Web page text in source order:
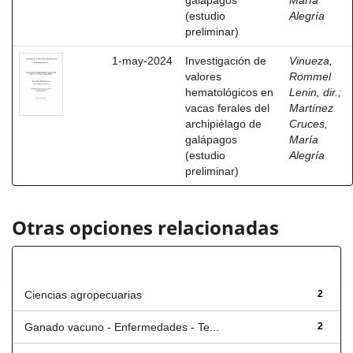
(estudio
preliminar)
Alegría
1-may-2024
Investigación de
valores
hematológicos en
vacas ferales del
archipiélago de
galápagos
(estudio
preliminar)
Vinueza,
Rommel
Lenin, dir. ;
Martínez
Cruces,
María
Alegría
Otras opciones relacionadas
2
Ciencias agropecuarias
2
Ganado vacuno - Enfermedades - Te...